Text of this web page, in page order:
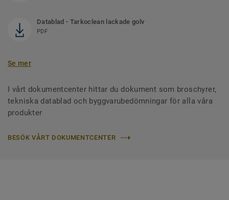
Datablad - Tarkoclean lackade golv
PDF
Se mer
I vårt dokumentcenter hittar du dokument som broschyrer,
tekniska datablad och byggvarubedömningar för alla våra
produkter
BESÖK VÅRT DOKUMENTCENTER